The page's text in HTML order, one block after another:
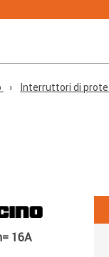
Interruttori di
16A